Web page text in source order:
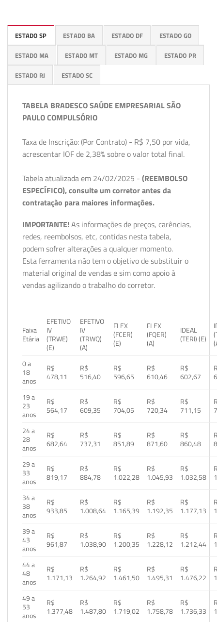
ESTADO SP ESTADO BA ESTADO DF ESTADO GO
ESTADO MA ESTADO MT ESTADO MG ESTADO PR
ESTADO RJ ESTADO SC
TABELA BRADESCO SAÚDE EMPRESARIAL SÃO
PAULO COMPULSÓRIO
Taxa de Inscrição: (Por Contrato) - R$ 7,50 por vida,
acrescentar IOF de 2,38% sobre o valor total final.
Tabela atualizada em 24/02/2025 - (REEMBOLSO
ESPECÍFICO), consulte um corretor antes da
contratação para maiores informações.
IMPORTANTE!As informações de preços, carências,
redes, reembolsos, etc, contidas nesta tabela,
podem sofrer alterações a qualquer momento.
Esta ferramenta não tem o objetivo de substituir o
material original de vendas e sim como apoio à
vendas agilizando o trabalho do corretor.
Faixa
Etária
EFETIVO
IV
(TRWE)
(E)
EFETIVO
IV
(TRWQ)
(A)
FLEX
(FCER)
(E)
FLEX
(FQER)
(A)
IDEAL
(TERI) (E)
0 a
18
anos
R$
478,11
R$
516,40
R$
596,65
R$
610,46
R$
602,67
19 a
23
anos
R$
564,17
R$
609,35
R$
704,05
R$
720,34
R$
711,15
24 a
28
anos
R$
682,64
R$
737,31
R$
851,89
R$
871,60
R$
860,48
29 a
33
anos
R$
819,17
R$
884,78
R$
1.022,28
R$
1.045,93
R$
1.032,58
34 a
38
anos
R$
933,85
R$
1.008,64
R$
1.165,39
R$
1.192,35
R$
1.177,13
39 a
43
anos
R$
961,87
R$
1.038,90
R$
1.200,35
R$
1.228,12
R$
1.212,44
44 a
48
anos
R$
1.171,13
R$
1.264,92
R$
1.461,50
R$
1.495,31
R$
1.476,22
49 a
53
anos
R$
1.377,48
R$
1.487,80
R$
1.719,02
R$
1.758,78
R$
1.736,33